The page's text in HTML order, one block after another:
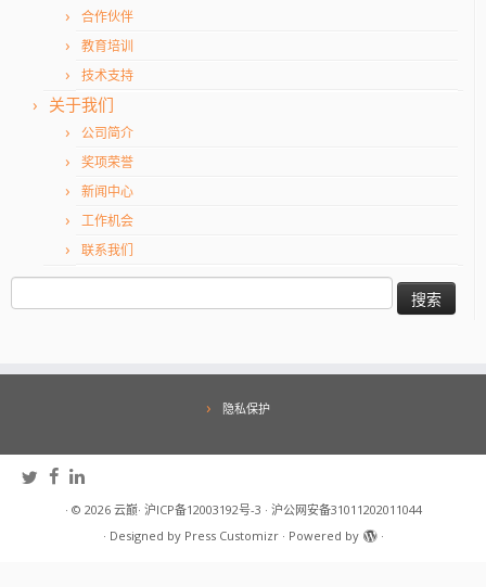
合作伙伴
教育培训
技术支持
关于我们
公司简介
奖项荣誉
新闻中心
工作机会
联系我们
搜
索：
隐私保护
· © 2026 云巅· 沪ICP备12003192号-3 · 沪公网安备31011202011044
· Designed by Press Customizr· Powered by ·